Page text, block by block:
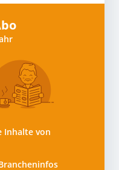
Inhalte von